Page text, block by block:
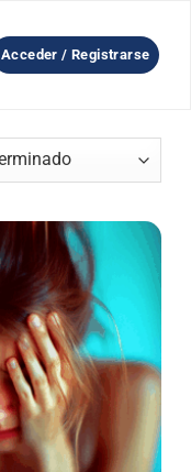
Acceder / Registrarse